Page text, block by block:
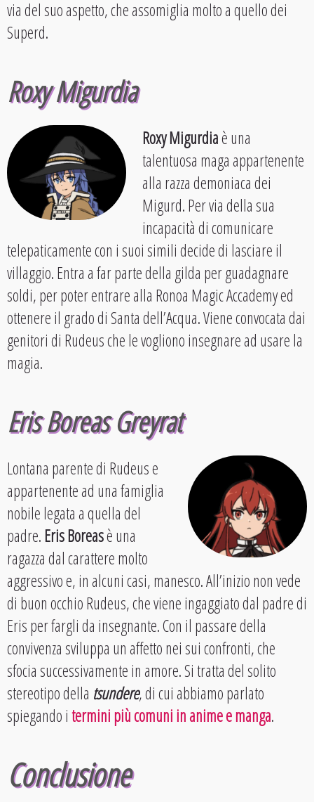
via del suo aspetto, che assomiglia molto a quello dei
Superd.
Roxy Migurdia
Roxy Migurdiaè una
talentuosa maga appartenente
alla razza demoniaca dei
Migurd. Per via della sua
incapacità di comunicare
telepaticamente con i suoi simili decide di lasciare il
villaggio. Entra a far parte della gilda per guadagnare
soldi, per poter entrare alla Ronoa Magic Accademy ed
ottenere il grado di Santa dell’Acqua. Viene convocata dai
genitori di Rudeus che le vogliono insegnare ad usare la
magia.
Eris Boreas Greyrat
Lontana parente di Rudeus e
appartenente ad una famiglia
nobile legata a quella del
padre.Eris Boreasè una
ragazza dal carattere molto
aggressivo e, in alcuni casi, manesco. All’inizio non vede
di buon occhio Rudeus, che viene ingaggiato dal padre di
Eris per fargli da insegnante. Con il passare della
convivenza sviluppa un affetto nei sui confronti, che
sfocia successivamente in amore. Si tratta del solito
stereotipo della tsundere, di cui abbiamo parlato
spiegando itermini più comuni in anime e manga.
Conclusione